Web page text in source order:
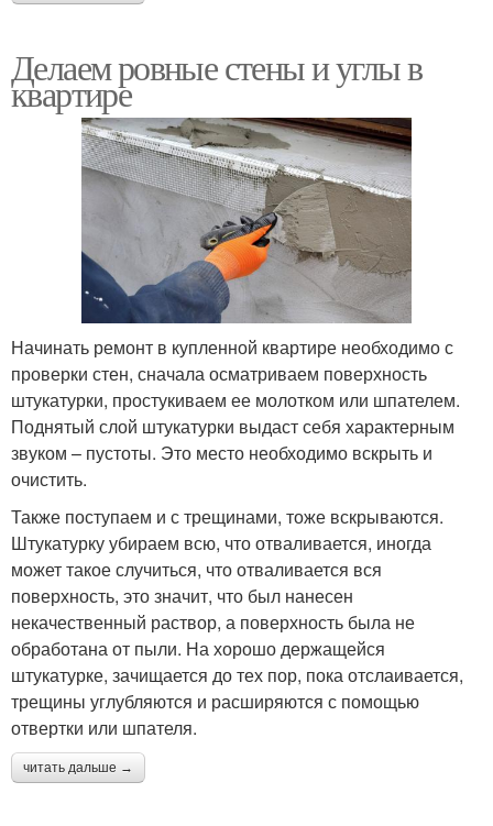
Делаем ровные стены и углы в
квартире
Начинать ремонт в купленной квартире необходимо с
проверки стен, сначала осматриваем поверхность
штукатурки, простукиваем ее молотком или шпателем.
Поднятый слой штукатурки выдаст себя характерным
звуком – пустоты. Это место необходимо вскрыть и
очистить.
Также поступаем и с трещинами, тоже вскрываются.
Штукатурку убираем всю, что отваливается, иногда
может такое случиться, что отваливается вся
поверхность, это значит, что был нанесен
некачественный раствор, а поверхность была не
обработана от пыли. На хорошо держащейся
штукатурке, зачищается до тех пор, пока отслаивается,
трещины углубляются и расширяются с помощью
отвертки или шпателя.
читать дальше →